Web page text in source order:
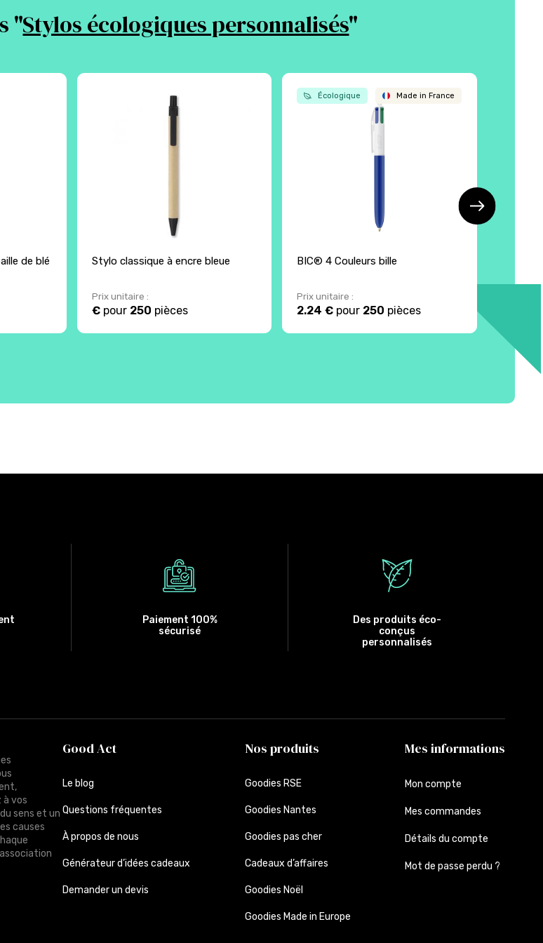
"Stylos écologiques personnalisés"
de blé Stylo classique à encre bleue
Prix unitaire :
€pour 250 pièces
Écologique Made in France
BIC® 4 Couleurs bille
Prix unitaire :
2.24 € pour 250 pièces
Paiement 100%
sécurisé
Des produits éco-
conçus
personnalisés
à vos
sens et un
causes
Good Act
Le blog
Questions fréquentes
À propos de nous
Générateur d’idées cadeaux
Demander un devis
Nos produits
Goodies RSE
Goodies Nantes
Goodies pas cher
Cadeaux d’affaires
Goodies Noël
Goodies Made in Europe
Mes informations
Mon compte
Mes commandes
Détails du compte
Mot de passe perdu ?